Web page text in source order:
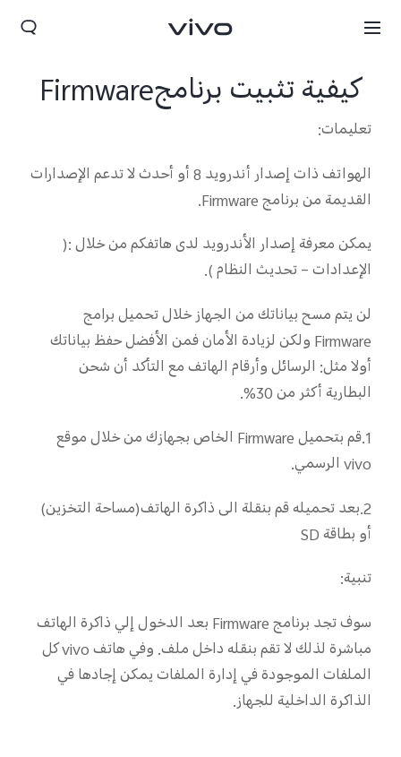
Lebanon | حدد البلد/المنطقة
كيفية تثبيت برنامجFirmware
تعليمات:
الهواتف ذات إصدار أندرويد 8 أو أحدث لا تدعم الإصدارات
القديمة من برنامج Firmware.
يمكن معرفة إصدار الأندرويد لدى هاتفكم من خلال :(
الإعدادات – تحديث النظام ).
لن يتم مسح بياناتك من الجهاز خلال تحميل برامج
Firmware ولكن لزيادة الأمان فمن الأفضل حفظ بياناتك
أولا مثل: الرسائل وأرقام الهاتف مع التأكد أن شحن
البطارية أكثر من 30%.
1.قم بتحميل Firmware الخاص بجهازك من خلال موقع
vivo الرسمي.
2.بعد تحميله قم بنقلة الى ذاكرة الهاتف(مساحة التخزين)
أو بطاقة SD
تنبية:
سوف تجد برنامج Firmware بعد الدخول إلي ذاكرة الهاتف
مباشرة لذلك لا تقم بنقله داخل ملف. وفي هاتف vivo كل
الملفات الموجودة في إدارة الملفات يمكن إجادها في
الذاكرة الداخلية للجهاز.